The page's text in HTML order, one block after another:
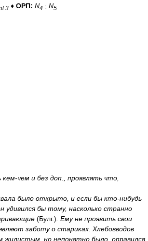
3 ♦ ОРП: N4 ; N5
кем-чем и без доп., проявлять что
было открыто, и если бы кто-нибудь
удивился бы тому, насколько странно
(Булг.) . Ему не проявить свои
заботу о стариках. Хлебовводов
жилистым, но непонятно было, оправился